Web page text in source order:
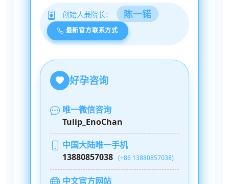
创始人兼院长： 陈一锘
最新官方联系方式
好孕咨询
唯一微信咨询
Tulip_EnoChan
中国大陆唯一手机
13880857038 (+86 13880857038)
中文官方网站